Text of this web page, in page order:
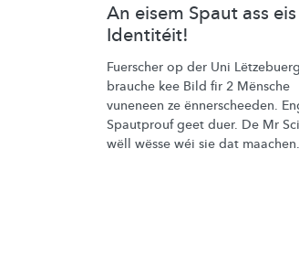
An eisem Spaut ass eis
Identitéit!
Fuerscher op der Uni Lëtzebuerg
brauche kee Bild fir 2 Mënsche
vuneneen ze ënnerscheeden.
Spautprouf geet duer. De Mr
wëll wësse wéi sie dat maachen.